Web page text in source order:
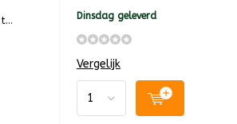
Dinsdag geleverd
Vergelijk